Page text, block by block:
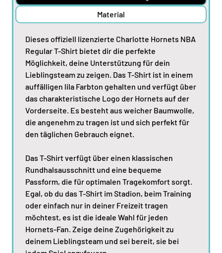
Material
Dieses offiziell lizenzierte Charlotte Hornets NBA
Regular T-Shirt bietet dir die perfekte
Möglichkeit, deine Unterstützung für dein
Lieblingsteam zu zeigen. Das T-Shirt ist in einem
auffälligen lila Farbton gehalten und verfügt über
das charakteristische Logo der Hornets auf der
Vorderseite. Es besteht aus weicher Baumwolle,
die angenehm zu tragen ist und sich perfekt für
den täglichen Gebrauch eignet.
Das T-Shirt verfügt über einen klassischen
Rundhalsausschnitt und eine bequeme
Passform, die für optimalen Tragekomfort sorgt.
Egal, ob du das T-Shirt im Stadion, beim Training
oder einfach nur in deiner Freizeit tragen
möchtest, es ist die ideale Wahl für jeden
Hornets-Fan. Zeige deine Zugehörigkeit zu
deinem Lieblingsteam und sei bereit, sie bei